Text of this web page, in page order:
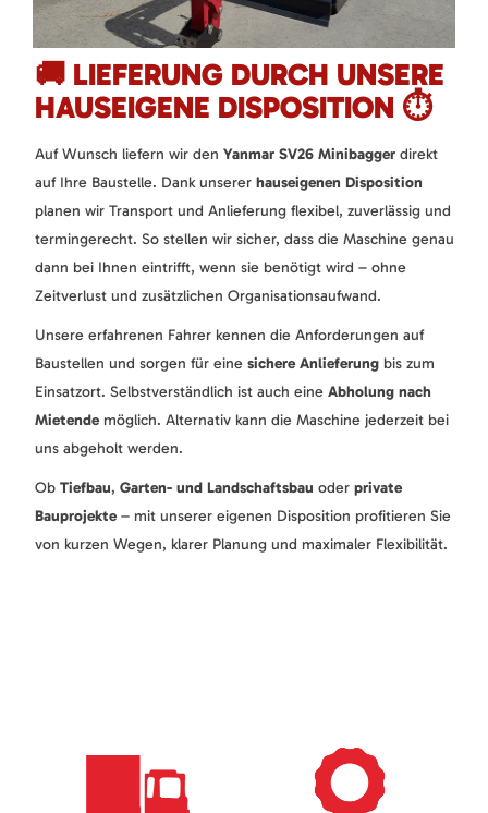
🚚 LIEFERUNG DURCH UNSERE
HAUSEIGENE DISPOSITION ⏱️
Auf Wunsch liefern wir den Yanmar SV26 Minibagger direkt
auf Ihre Baustelle. Dank unserer hauseigenen Disposition
planen wir Transport und Anlieferung flexibel, zuverlässig und
termingerecht. So stellen wir sicher, dass die Maschine genau
dann bei Ihnen eintrifft, wenn sie benötigt wird – ohne
Zeitverlust und zusätzlichen Organisationsaufwand.
Unsere erfahrenen Fahrer kennen die Anforderungen auf
Baustellen und sorgen für eine sichere Anlieferung bis zum
Einsatzort. Selbstverständlich ist auch eine Abholung nach
Mietendemöglich. Alternativ kann die Maschine jederzeit bei
uns abgeholt werden.
Ob Tiefbau, Garten- und Landschaftsbau oder private
Bauprojekte– mit unserer eigenen Disposition profitieren Sie
von kurzen Wegen, klarer Planung und maximaler Flexibilität.